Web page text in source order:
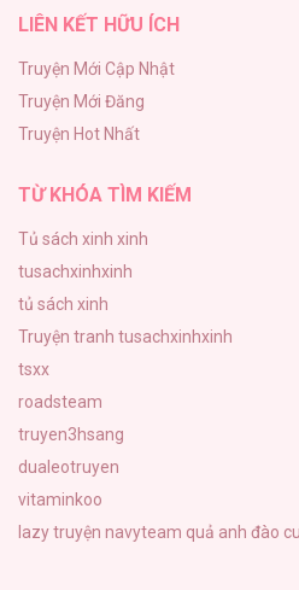
Khế Ước Hôn Nhân Của Mẹ
Bạn Của Em Trai
33
LIÊN KẾT HỮU ÍCH
Truyện Mới Cập Nhật
Truyện Mới Đăng
Truyện Hot Nhất
TỪ KHÓA TÌM KIẾM
Tủ sách xinh xinh
tusachxinhxinh
tủ sách xinh
Truyện tranh tusachxinhxinh
tsxx
roadsteam
truyen3hsang
dualeotruyen
vitaminkoo
lazy truyện navyteam quả anh đào